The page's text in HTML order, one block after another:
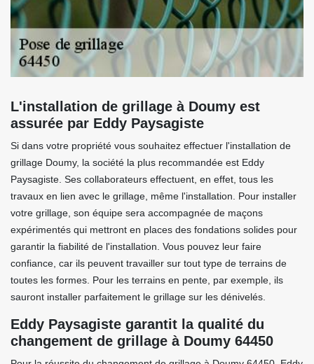
L'installation de grillage à Doumy est
assurée par Eddy Paysagiste
Si dans votre propriété vous souhaitez effectuer l'installation de
grillage Doumy, la société la plus recommandée est Eddy
Paysagiste. Ses collaborateurs effectuent, en effet, tous les
travaux en lien avec le grillage, même l'installation. Pour installer
votre grillage, son équipe sera accompagnée de maçons
expérimentés qui mettront en places des fondations solides pour
garantir la fiabilité de l'installation. Vous pouvez leur faire
confiance, car ils peuvent travailler sur tout type de terrains de
toutes les formes. Pour les terrains en pente, par exemple, ils
sauront installer parfaitement le grillage sur les dénivelés.
Eddy Paysagiste garantit la qualité du
changement de grillage à Doumy 64450